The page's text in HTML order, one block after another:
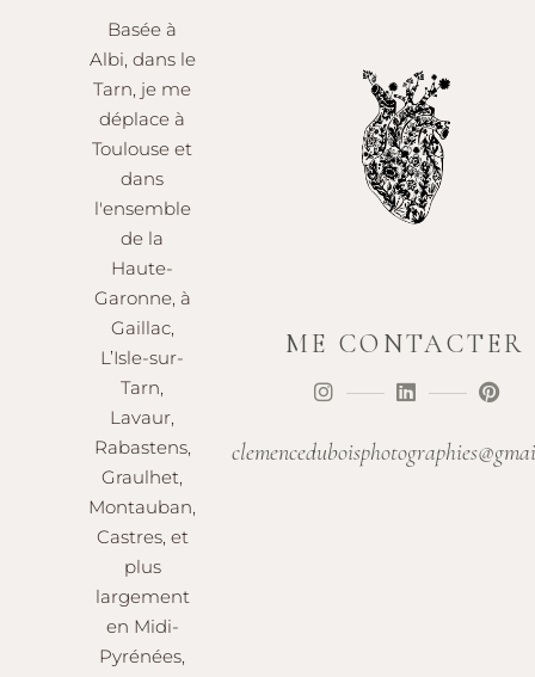
Basée à
Albi, dans le
Tarn, je me
déplace à
Toulouse et
dans
l'ensemble
de la
Haute-
Garonne, à
Gaillac,
L’Isle-sur-
Tarn,
Lavaur,
Rabastens,
Graulhet,
Montauban,
Castres, et
plus
largement
en Midi-
Pyrénées,
ME CONTACTER